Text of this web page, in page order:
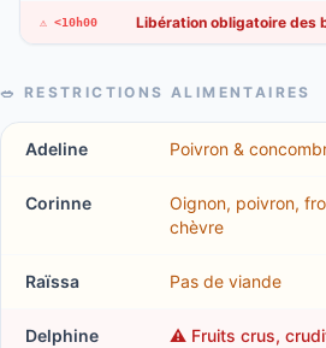
⚠️ <10h00 Libération obligatoire des
🥗 RESTRICTIONS ALIMENTAIRES
Adeline Poivron &
Corinne
Oignon, poivron,
chèvre
Raïssa Pas de viande
Delphine ⚠️ Fruits crus,